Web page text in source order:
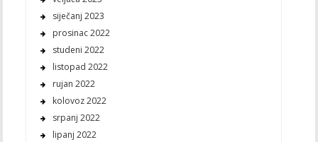
siječanj 2023
prosinac 2022
studeni 2022
listopad 2022
rujan 2022
kolovoz 2022
srpanj 2022
lipanj 2022